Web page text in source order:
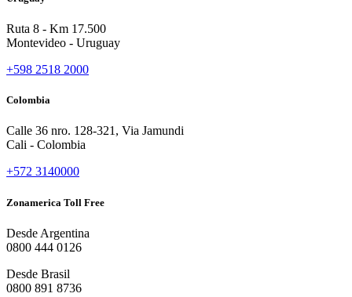
Ruta 8 - Km 17.500
Montevideo - Uruguay
+598 2518 2000
Colombia
Calle 36 nro. 128-321, Via Jamundi
Cali - Colombia
+572 3140000
Zonamerica Toll Free
Desde Argentina
0800 444 0126
Desde Brasil
0800 891 8736